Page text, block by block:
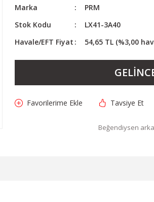
Marka
PRM
Stok Kodu
LX41-3A40
Havale/EFT Fiyat
54,65 TL (%3,00
Tavsiye Et
Beğendiysen